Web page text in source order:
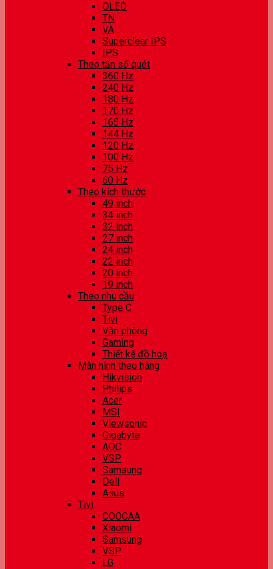
OLED
TN
VA
Superclear IPS
IPS
Theo tần số quét
360 Hz
240 Hz
180 Hz
170 Hz
165 Hz
144 Hz
120 Hz
100 Hz
75 Hz
60 Hz
Theo kích thước
49 inch
34 inch
32 inch
27 inch
24 inch
22 inch
20 inch
19 inch
Theo nhu cầu
Type C
Tivi
Văn phòng
Gaming
Thiết kế đồ hoạ
Màn hình theo hãng
Hikvision
Philips
Acer
MSI
Viewsonic
Gigabyte
AOC
VSP
Samsung
Dell
Asus
Tivi
COOCAA
Xiaomi
Samsung
VSP
LG